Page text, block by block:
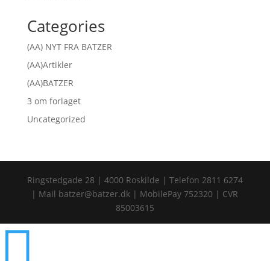
Categories
(AA) NYT FRA BATZER
(AA)Artikler
(AA)BATZER
3 om forlaget
Uncategorized
Ringstedgade 28 | 4000 Roskilde | Telefon 2811 6274
| Mail batzer@batzer.dk | MobilePay 752320 | CVR
85003615